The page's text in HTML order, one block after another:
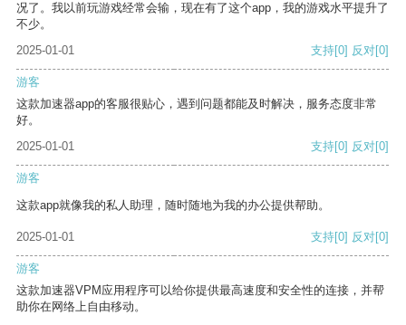
况了。我以前玩游戏经常会输，现在有了这个app，我的游戏水平提升了
不少。
2025-01-01
支持[0] 反对[0]
游客
这款加速器app的客服很贴心，遇到问题都能及时解决，服务态度非常
好。
2025-01-01
支持[0] 反对[0]
游客
这款app就像我的私人助理，随时随地为我的办公提供帮助。
2025-01-01 支持[0] 反对[0]
游客
这款加速器VPM应用程序可以给你提供最高速度和安全性的连接，并帮
助你在网络上自由移动。